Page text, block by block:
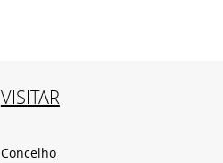
VISITAR
Concelho